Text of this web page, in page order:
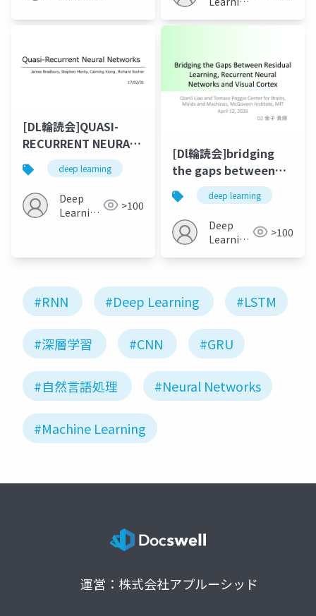
[DL輪読会]QUASI-
RECURRENT NEURAL
NETWORKSdeep learning
Deep
Learning
>100
[Dl輪読会]bridging
the gaps between
residual learning,
recurrent neural
networks and visual
cortex
deep learning
Deep
Learning
>100
#RNN #Deep Learning #LSTM
#深層学習 #CNN #GRU
#自然言語処理 #Neural Networks
#Machine Learning
運営：株式会社アプルーシッド